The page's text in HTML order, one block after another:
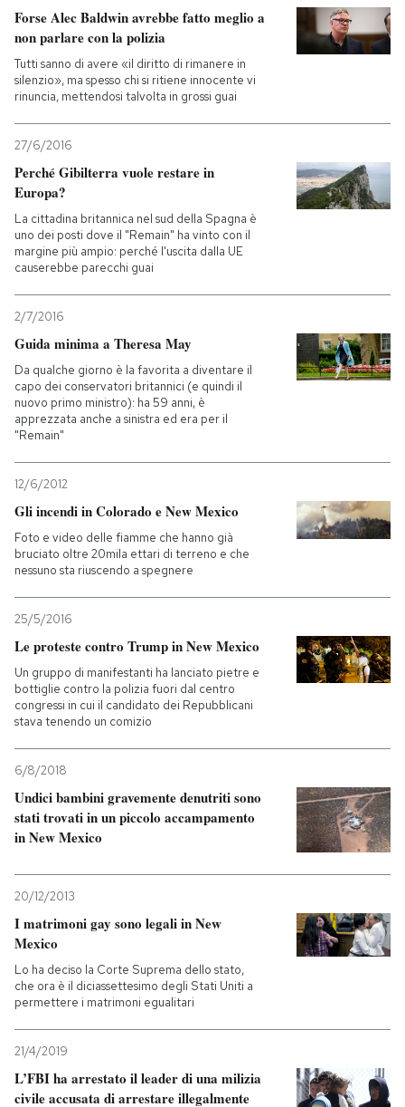
Forse Alec Baldwin avrebbe fatto meglio a
non parlare con la polizia
Tutti sanno di avere «il diritto di rimanere in
silenzio», ma spesso chi si ritiene innocente vi
rinuncia, mettendosi talvolta in grossi guai
27/6/2016
Perché Gibilterra vuole restare in
Europa?
La cittadina britannica nel sud della Spagna è
uno dei posti dove il "Remain" ha vinto con il
margine più ampio: perché l'uscita dalla UE
causerebbe parecchi guai
2/7/2016
Guida minima a Theresa May
Da qualche giorno è la favorita a diventare il
capo dei conservatori britannici (e quindi il
nuovo primo ministro): ha 59 anni, è
apprezzata anche a sinistra ed era per il
"Remain"
12/6/2012
Gli incendi in Colorado e New Mexico
Foto e video delle fiamme che hanno già
bruciato oltre 20mila ettari di terreno e che
nessuno sta riuscendo a spegnere
25/5/2016
Le proteste contro Trump in New Mexico
Un gruppo di manifestanti ha lanciato pietre e
bottiglie contro la polizia fuori dal centro
congressi in cui il candidato dei Repubblicani
stava tenendo un comizio
6/8/2018
Undici bambini gravemente denutriti sono
stati trovati in un piccolo accampamento
in New Mexico
20/12/2013
I matrimoni gay sono legali in New
Mexico
Lo ha deciso la Corte Suprema dello stato,
che ora è il diciassettesimo degli Stati Uniti a
permettere i matrimoni egualitari
21/4/2019
L’FBI ha arrestato il leader di una milizia
civile accusata di arrestare illegalmente